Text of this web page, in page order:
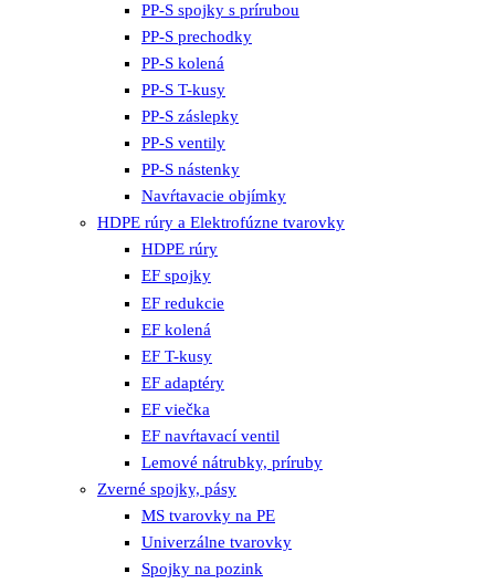
PP-S spojky s prírubou
PP-S prechodky
PP-S kolená
PP-S T-kusy
PP-S záslepky
PP-S ventily
PP-S nástenky
Navŕtavacie objímky
HDPE rúry a Elektrofúzne tvarovky
HDPE rúry
EF spojky
EF redukcie
EF kolená
EF T-kusy
EF adaptéry
EF viečka
EF navŕtavací ventil
Lemové nátrubky, príruby
Zverné spojky, pásy
MS tvarovky na PE
Univerzálne tvarovky
Spojky na pozink